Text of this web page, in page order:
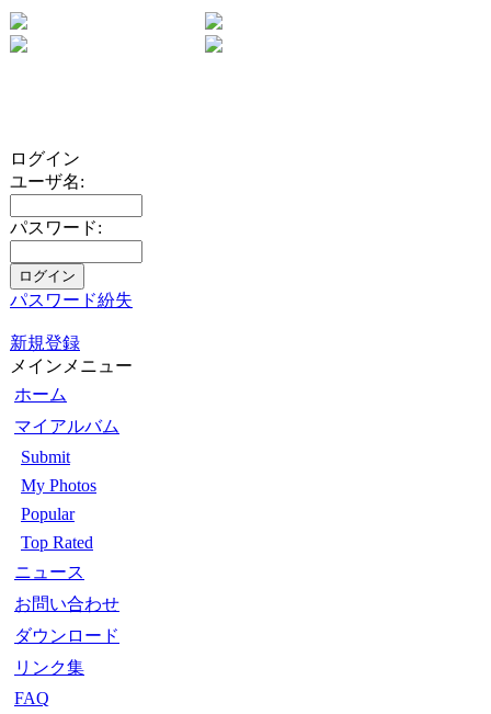
ログイン
ユーザ名:
パスワード:
パスワード紛失
新規登録
メインメニュー
ホーム
マイアルバム
Submit
My Photos
Popular
Top Rated
ニュース
お問い合わせ
ダウンロード
リンク集
FAQ